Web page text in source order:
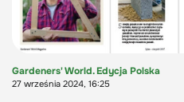
Gardeners' World. Edycja Polska
27 września 2024, 16:25